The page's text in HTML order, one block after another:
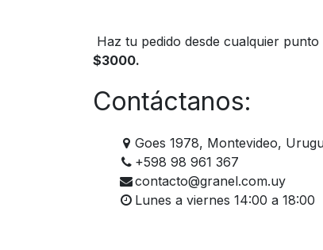
Haz tu pedido desde cualquier
$3000.
Contáctanos:
Goes 1978, Montevideo,
+598 98 961 367
contacto@granel.com.uy
Lunes a viernes 14:00 a 18:00